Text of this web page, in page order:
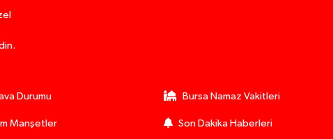
Durumu Bursa Namaz Vakitleri
Manşetler Son Dakika Haberleri